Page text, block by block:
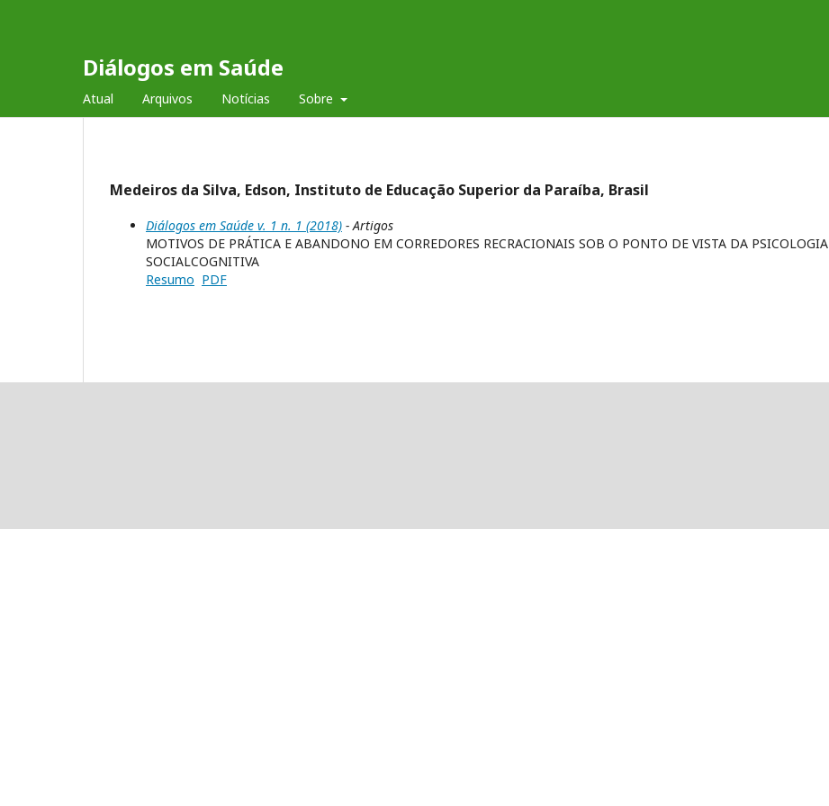
Diálogos em Saúde
Atual Arquivos Notícias Sobre
Medeiros da Silva, Edson, Instituto de Educação Superior da Paraíba, Brasil
Diálogos em Saúde v. 1 n. 1 (2018) - Artigos
MOTIVOS DE PRÁTICA E ABANDONO EM CORREDORES RECRACIONAIS SOB O PONTO DE VISTA DA PSICOLOGIA
SOCIALCOGNITIVA
Resumo PDF